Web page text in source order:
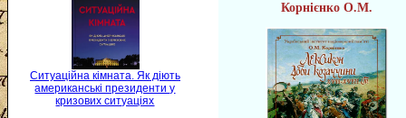
Ситуаційна кімната. Як діють
американські президенти у
кризових ситуаціях
Корнієнко О.М.